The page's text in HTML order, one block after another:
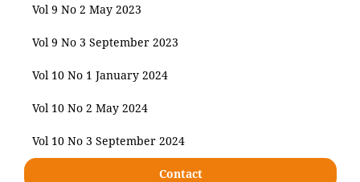
Vol 9 No 2 May 2023
Vol 9 No 3 September 2023
Vol 10 No 1 January 2024
Vol 10 No 2 May 2024
Vol 10 No 3 September 2024
Contact